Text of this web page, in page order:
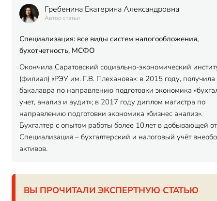
Гребенина Екатерина Александровна
Автор статьи
Специализация: все виды систем налогообложения,
бухотчетность, МСФО
Окончила Саратовский социально-экономический
(филиал) «РЭУ им. Г.В. Плеханова»: в 2015 году,
бакалавра по направлению подготовки экономика
учет, анализ и аудит»; в 2017 году диплом магистра по
направлению подготовки экономика «бизнес анализ».
Бухгалтер с опытом работы более 10 лет в добывающей
Специализация – бухгалтерский и налоговый учёт
активов.
ВЫ ПРОЧИТАЛИ ЭКСПЕРТНУЮ СТАТЬЮ